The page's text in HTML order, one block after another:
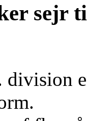
sejr
division